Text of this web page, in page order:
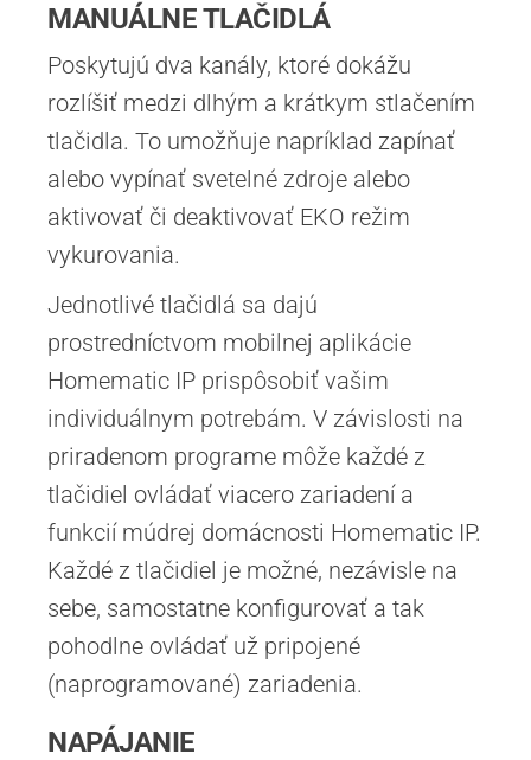
MANUÁLNE TLAČIDLÁ
Poskytujú dva kanály, ktoré dokážu
rozlíšiť medzi dlhým a krátkym stlačením
tlačidla. To umožňuje napríklad zapínať
alebo vypínať svetelné zdroje alebo
aktivovať či deaktivovať EKO režim
vykurovania.
Jednotlivé tlačidlá sa dajú
prostredníctvom mobilnej aplikácie
Homematic IP prispôsobiť vašim
individuálnym potrebám. V závislosti na
priradenom programe môže každé z
tlačidiel ovládať viacero zariadení a
funkcií múdrej domácnosti Homematic IP.
Každé z tlačidiel je možné, nezávisle na
sebe, samostatne konfigurovať a tak
pohodlne ovládať už pripojené
(naprogramované) zariadenia.
NAPÁJANIE